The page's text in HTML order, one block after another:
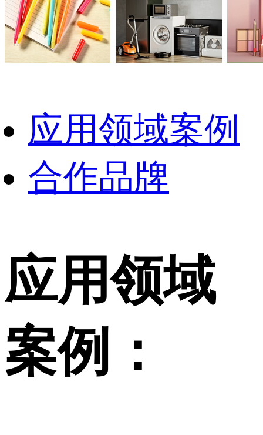
应用领域案例
合作品牌
应用领域
案例：